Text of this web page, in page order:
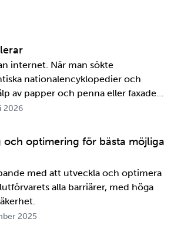
internet. När man sökte
nationalencyklopedier och
av papper och penna eller faxade
skulle fram snabbt. Det är inte
oss på SKB är det …
2026
och optimering för bästa möjliga
med att utveckla och optimera
alla barriärer, med höga
2025